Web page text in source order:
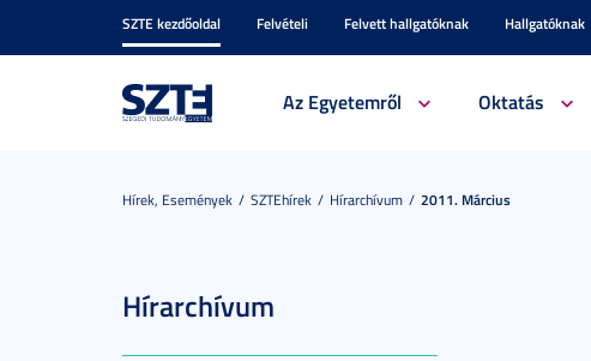
SZTE kezdőoldal Felvételi Felvett hallgatóknak Hallgatóknak
Az Egyetemről Oktatás
Hírek, Események SZTEhírek Hírarchívum 2011. Március
Hírarchívum